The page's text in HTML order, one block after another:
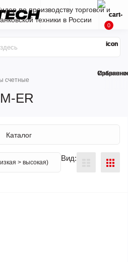
по производству торговой и
техники в России
0
счетные
ER
Каталог
Вид: